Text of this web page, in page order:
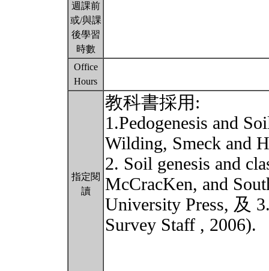
週課前
或/與課
後學習
時數
Office
Hours
指定閱
讀
教科書採用:
1.Pedogenesis and
Wilding, Smeck and
2. Soil genesis and
McCracKen, and
University Press, 及
Survey Staff , 2006).